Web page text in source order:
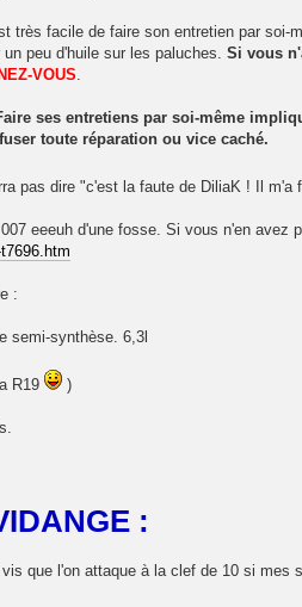
très facile de faire son entretien par
peu d'huile sur les paluches.Si vous
VOUS.
ses entretiens par soi-même
toute réparation ou vice caché.
pas dire "c'est la faute de DiliaK ! Il
eeeuh d'une fosse. Si vous n'en avez
:
semi-synthèse. 6,3l
R19
)
:
que l'on attaque à la clef de 10 si mes